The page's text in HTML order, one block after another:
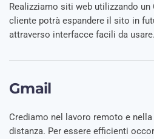
Realizziamo siti web utilizzando un
cliente potrà espandere il sito in
attraverso interfacce facili da usare.
Gmail
Crediamo nel lavoro remoto e
distanza. Per essere efficienti